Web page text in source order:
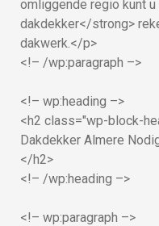
omliggende regio kunt
dakdekker</strong>
dakwerk.</p>
<!– /wp:paragraph –>
<!– wp:heading –>
<h2 class="wp-block-
Dakdekker Almere
</h2>
<!– /wp:heading –>
<!– wp:paragraph –>